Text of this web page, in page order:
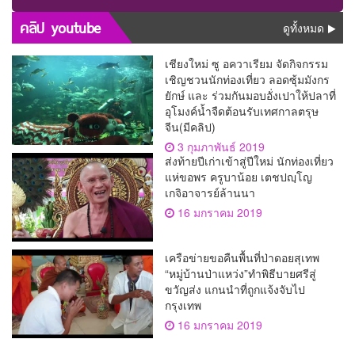
“สาดสนุกรับสงกรานต์ที่บิ๊กซี”
อัดโปรฉ่ำ ลดสูงสุด 50%
กระตุ้นการเดินทางนักท่อง
เที่ยวไทย – ต่างชาติ คาดยอด
ขายโตกว่า 2,132 ล้านบาท
เสียงเต็มที่
คลิป youtube ดูทั้งหมด
เชียงใหม่ ซู อควาเรียม จัดกิจกรรม
เชิญชวนนักท่องเที่ยว ลอดซุ้มมังกร
ยักษ์ และ ร่วมกันมอบอั่งเปาให้ปลาที่
อุโมงค์น้ำจืดต้อนรับเทศกาลตรุษ
จีน(มีคลิป)
3 กุมภาพันธ์ 2019
ส่งท้ายปีเก่าเข้าสู่ปีใหม่ นักท่องเที่ยว
แห่ขอพร ครูบาน้อย เตชปญฺโญ
เกจิอาจารย์ล้านนา
16 มกราคม 2019
เครือข่ายขอคืนพื้นที่ป่าดอยสุเทพ
“หมู่บ้านป่าแหว่ง”ทำพิธีบายศรีสู่
ขวัญส่ง แกนนำที่ถูกแจ้งจับไป
กรุงเทพ
16 มกราคม 2019